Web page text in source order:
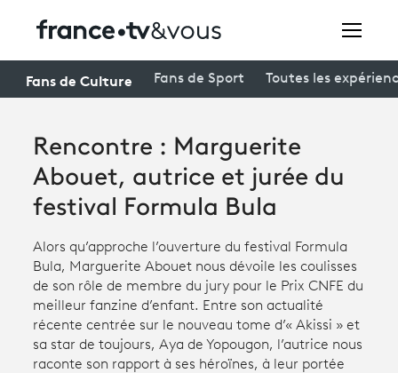
Festivals
Creators
Participer et assister à une émission
À votre écoute
Productions et innovation
Fans de Culture Fans de Sport Toutes les
Rencontre : Marguerite
Abouet, autrice et jurée du
festival Formula Bula
Alors qu’approche l’ouverture du festival Formula
Bula, Marguerite Abouet nous dévoile les coulisses
de son rôle de membre du jury pour le Prix CNFE du
meilleur fanzine d’enfant. Entre son actualité
récente centrée sur le nouveau tome d’« Akissi » et
sa star de toujours, Aya de Yopougon, l’autrice nous
raconte son rapport à ses héroïnes, à leur portée